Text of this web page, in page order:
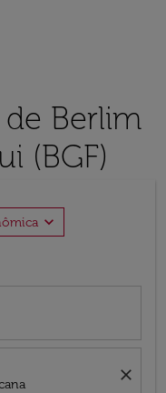
de Berlim
(BGF)
expand_more
close